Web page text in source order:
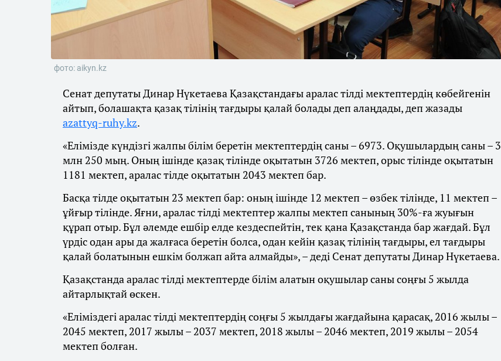
фото: aikyn.kz
Сенат депутаты Динар Нүкетаева Қазақстандағы аралас тілді мектептердің көбейгенін
айтып, болашақта қазақ тілінің тағдыры қалай болады деп алаңдады, деп жазады
azattyq-ruhy.kz.
«Елімізде күндізгі жалпы білім беретін мектептердің саны – 6973. Оқушылардың саны – 3
млн 250 мың. Оның ішінде қазақ тілінде оқытатын 3726 мектеп, орыс тілінде оқытатын
1181 мектеп, аралас тілде оқытатын 2043 мектеп бар.
Басқа тілде оқытатын 23 мектеп бар: оның ішінде 12 мектеп – өзбек тілінде, 11 мектеп –
ұйғыр тілінде. Яғни, аралас тілді мектептер жалпы мектеп санының 30%-ға жуығын
құрап отыр. Бұл әлемде ешбір елде кездеспейтін, тек қана Қазақстанда бар жағдай. Бұл
үрдіс одан ары да жалғаса беретін болса, одан кейін қазақ тілінің тағдыры, ел тағдыры
қалай болатынын ешкім болжап айта алмайды», – деді Сенат депутаты Динар Нүкетаева.
Қазақстанда аралас тілді мектептерде білім алатын оқушылар саны соңғы 5 жылда
айтарлықтай өскен.
«Еліміздегі аралас тілді мектептердің соңғы 5 жылдағы жағдайына қарасақ, 2016 жылы –
2045 мектеп, 2017 жылы – 2037 мектеп, 2018 жылы – 2046 мектеп, 2019 жылы – 2054
мектеп болған.